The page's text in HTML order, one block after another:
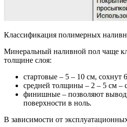
Классификация полимерных
Минеральный наливной пол чаще
толщине слоя:
стартовые – 5 – 10 см, сохнут
средней толщины – 2 – 5 см –
финишные – позволяют
поверхности в ноль.
В зависимости от